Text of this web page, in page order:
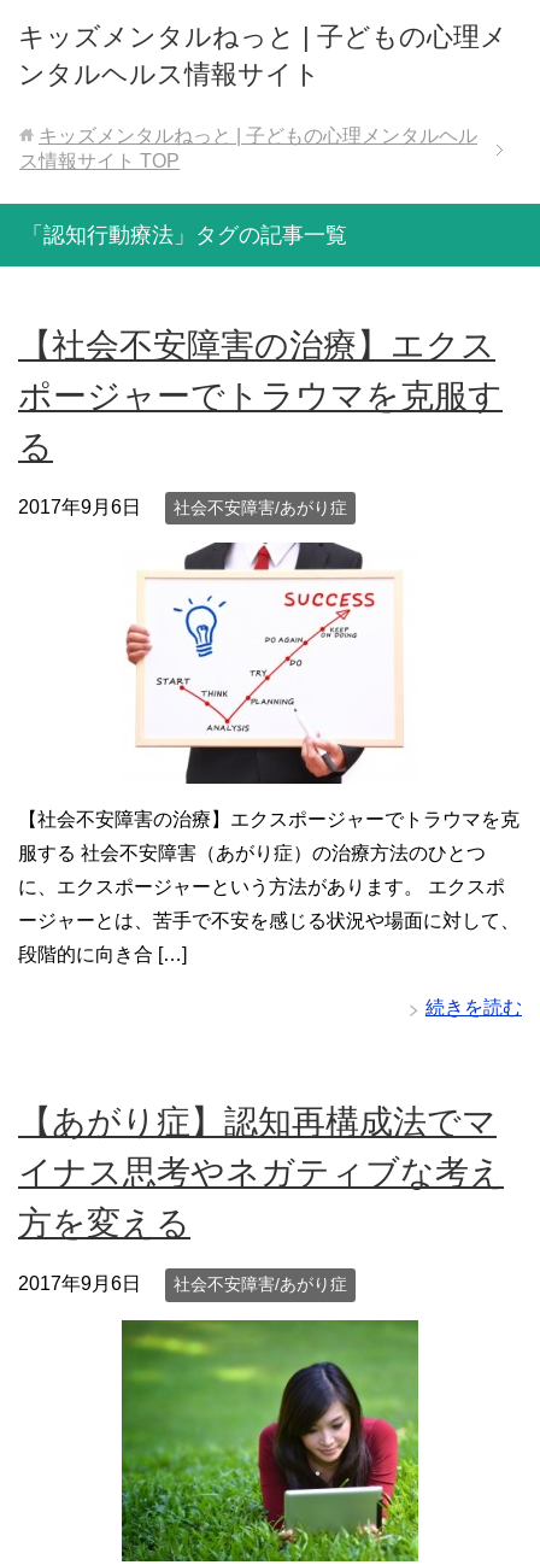
キッズメンタルねっと | 子どもの心理メ
ンタルヘルス情報サイト
キッズメンタルねっと | 子どもの心理メンタルヘル
ス情報サイト TOP
「認知行動療法」タグの記事一覧
【社会不安障害の治療】エクス
ポージャーでトラウマを克服す
る
2017年9月6日 社会不安障害/あがり症
【社会不安障害の治療】エクスポージャーでトラウマを克
服する 社会不安障害（あがり症）の治療方法のひとつ
に、エクスポージャーという方法があります。 エクスポ
ージャーとは、苦手で不安を感じる状況や場面に対して、
段階的に向き合 […]
続きを読む
【あがり症】認知再構成法でマ
イナス思考やネガティブな考え
方を変える
2017年9月6日 社会不安障害/あがり症